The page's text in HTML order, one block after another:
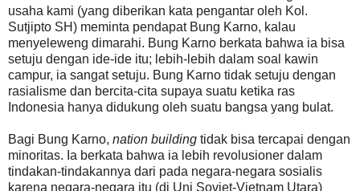
usaha kami (yang diberikan kata pengantar oleh Kol.
Sutjipto SH) meminta pendapat Bung Karno, kalau
menyeleweng dimarahi. Bung Karno berkata bahwa ia bisa
setuju dengan ide-ide itu; lebih-lebih dalam soal kawin
campur, ia sangat setuju. Bung Karno tidak setuju dengan
rasialisme dan bercita-cita supaya suatu ketika ras
Indonesia hanya didukung oleh suatu bangsa yang bulat.
Bagi Bung Karno, nation building tidak bisa tercapai dengan
minoritas. Ia berkata bahwa ia lebih revolusioner dalam
tindakan-tindakannya dari pada negara-negara sosialis
karena negara-negara itu (di Uni Soviet-Vietnam Utara)